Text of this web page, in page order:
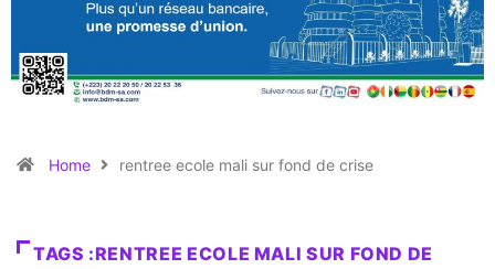
Home rentree ecole mali sur fond de crise
TAGS :RENTREE ECOLE MALI SUR FOND DE